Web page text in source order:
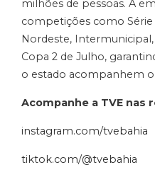
milhões de pessoas. A
competições como Série
Nordeste, Intermunicipal,
Copa 2 de Julho,
o estado acompanhem
Acompanhe a TVE nas
instagram.com/tvebahia
tiktok.com/@tvebahia